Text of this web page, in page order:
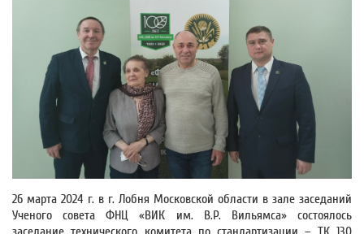
26 марта 2024 г. в г. Лобня Московской области в зале заседаний
Ученого совета ФНЦ «ВИК им. В.Р. Вильямса» состоялось